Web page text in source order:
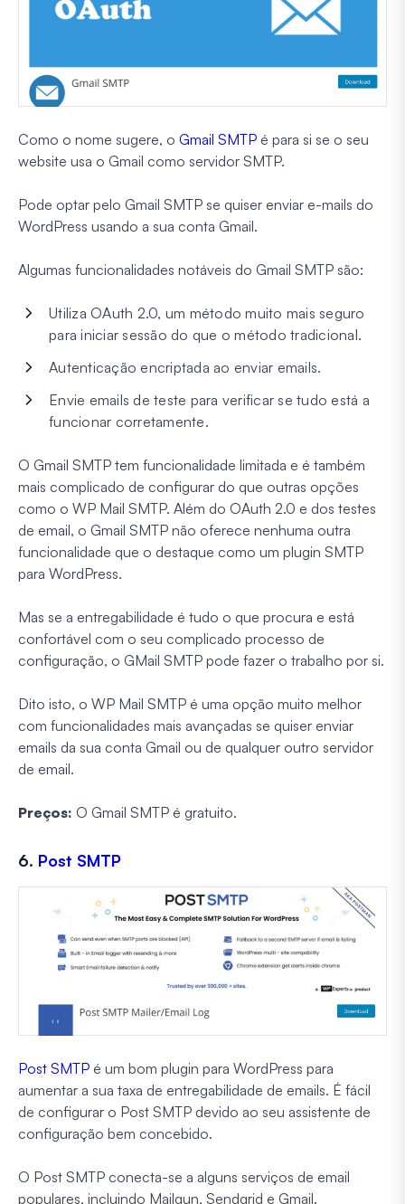
Como o nome sugere, o Gmail SMTP é para si se o seu
website usa o Gmail como servidor SMTP.
Pode optar pelo Gmail SMTP se quiser enviar e-mails do
WordPress usando a sua conta Gmail.
Algumas funcionalidades notáveis do Gmail SMTP são:
Utiliza OAuth 2.0, um método muito mais seguro
para iniciar sessão do que o método tradicional.
Autenticação encriptada ao enviar emails.
Envie emails de teste para verificar se tudo está a
funcionar corretamente.
O Gmail SMTP tem funcionalidade limitada e é também
mais complicado de configurar do que outras opções
como o WP Mail SMTP. Além do OAuth 2.0 e dos testes
de email, o Gmail SMTP não oferece nenhuma outra
funcionalidade que o destaque como um plugin SMTP
para WordPress.
Mas se a entregabilidade é tudo o que procura e está
confortável com o seu complicado processo de
configuração, o GMail SMTP pode fazer o trabalho por si.
Dito isto, o WP Mail SMTP é uma opção muito melhor
com funcionalidades mais avançadas se quiser enviar
emails da sua conta Gmail ou de qualquer outro servidor
de email.
Preços: O Gmail SMTP é gratuito.
6. Post SMTP
Post SMTP é um bom plugin para WordPress para
aumentar a sua taxa de entregabilidade de emails. É fácil
de configurar o Post SMTP devido ao seu assistente de
configuração bem concebido.
O Post SMTP conecta-se a alguns serviços de email
populares, incluindo Mailgun, Sendgrid e Gmail.